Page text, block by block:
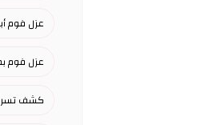
عزل فوم
عزل فوم
كشف